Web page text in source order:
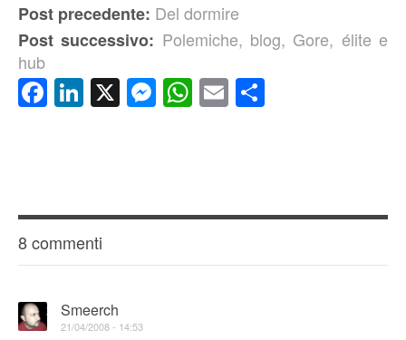
Post precedente: Del dormire
Post successivo: Polemiche, blog, Gore, élite e
hub
Facebook
LinkedIn
X Messenger
WhatsApp
Email
8 commenti
Smeerch
21/04/2008 - 14:53